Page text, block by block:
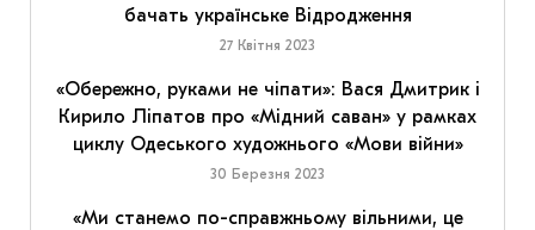
бачать українське Відродження
27 Квітня 2023
«Обережно, руками не чіпати»: Вася Дмитрик і
Кирило Ліпатов про «Мідний саван» у рамках
циклу Одеського художнього «Мови війни»
30 Березня 2023
«Ми станемо по-справжньому вільними, це